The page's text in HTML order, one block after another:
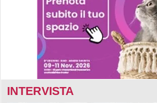
INTERVISTA